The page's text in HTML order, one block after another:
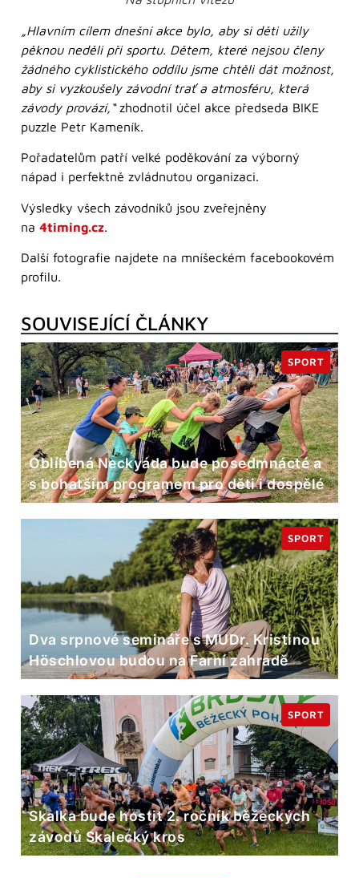
„Hlavním cílem dnešní akce bylo, aby si děti užily
pěknou neděli při sportu. Dětem, které nejsou členy
žádného cyklistického oddílu jsme chtěli dát možnost,
aby si vyzkoušely závodní trať a atmosféru, která
závody provází,“zhodnotil účel akce předseda BIKE
puzzle Petr Kameník.
Pořadatelům patří velké poděkování za výborný
nápad i perfektně zvládnutou organizaci.
Výsledky všech závodníků jsou zveřejněny
na 4timing.cz
Další fotografie najdete na mníšeckém facebookovém
profilu.
SOUVISEJÍCÍ ČLÁNKY
Oblíbená Neckyáda bude posedmnácté a
s bohatším programem pro děti i dospělé
SPORT
Dva srpnové semináře s MUDr. Kristinou
Höschlovou budou na Farní zahradě
SPORT
Skalka bude hostit 2. ročník běžeckých
závodů Skalecký kros
SPORT